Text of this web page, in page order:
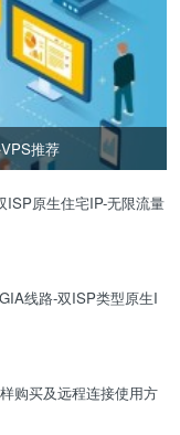
推荐
ISP原生住宅IP-无限流量
线路-双ISP类型原生I
购买及远程连接使用方